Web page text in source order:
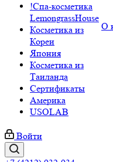
!Спа-косметика
LemongrassHouse
Косметика из
Кореи
Япония
Косметика из
Таиланда
Сертификаты
Америка
USOLAB
О
Войти